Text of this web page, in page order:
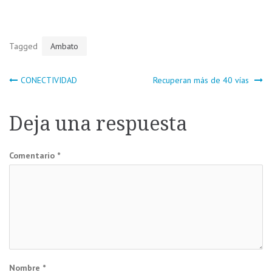
Tagged Ambato
Navegación
de
entradas
CONECTIVIDAD Recuperan más de 40 vías
Deja una respuesta
Comentario *
Nombre *